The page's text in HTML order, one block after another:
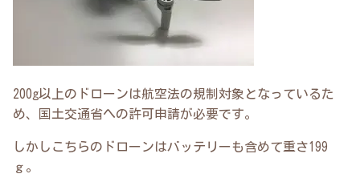
200g以上のドローンは航空法の規制対象となっているた
め、国土交通省への許可申請が必要です。
しかしこちらのドローンはバッテリーも含めて重さ199
ｇ。